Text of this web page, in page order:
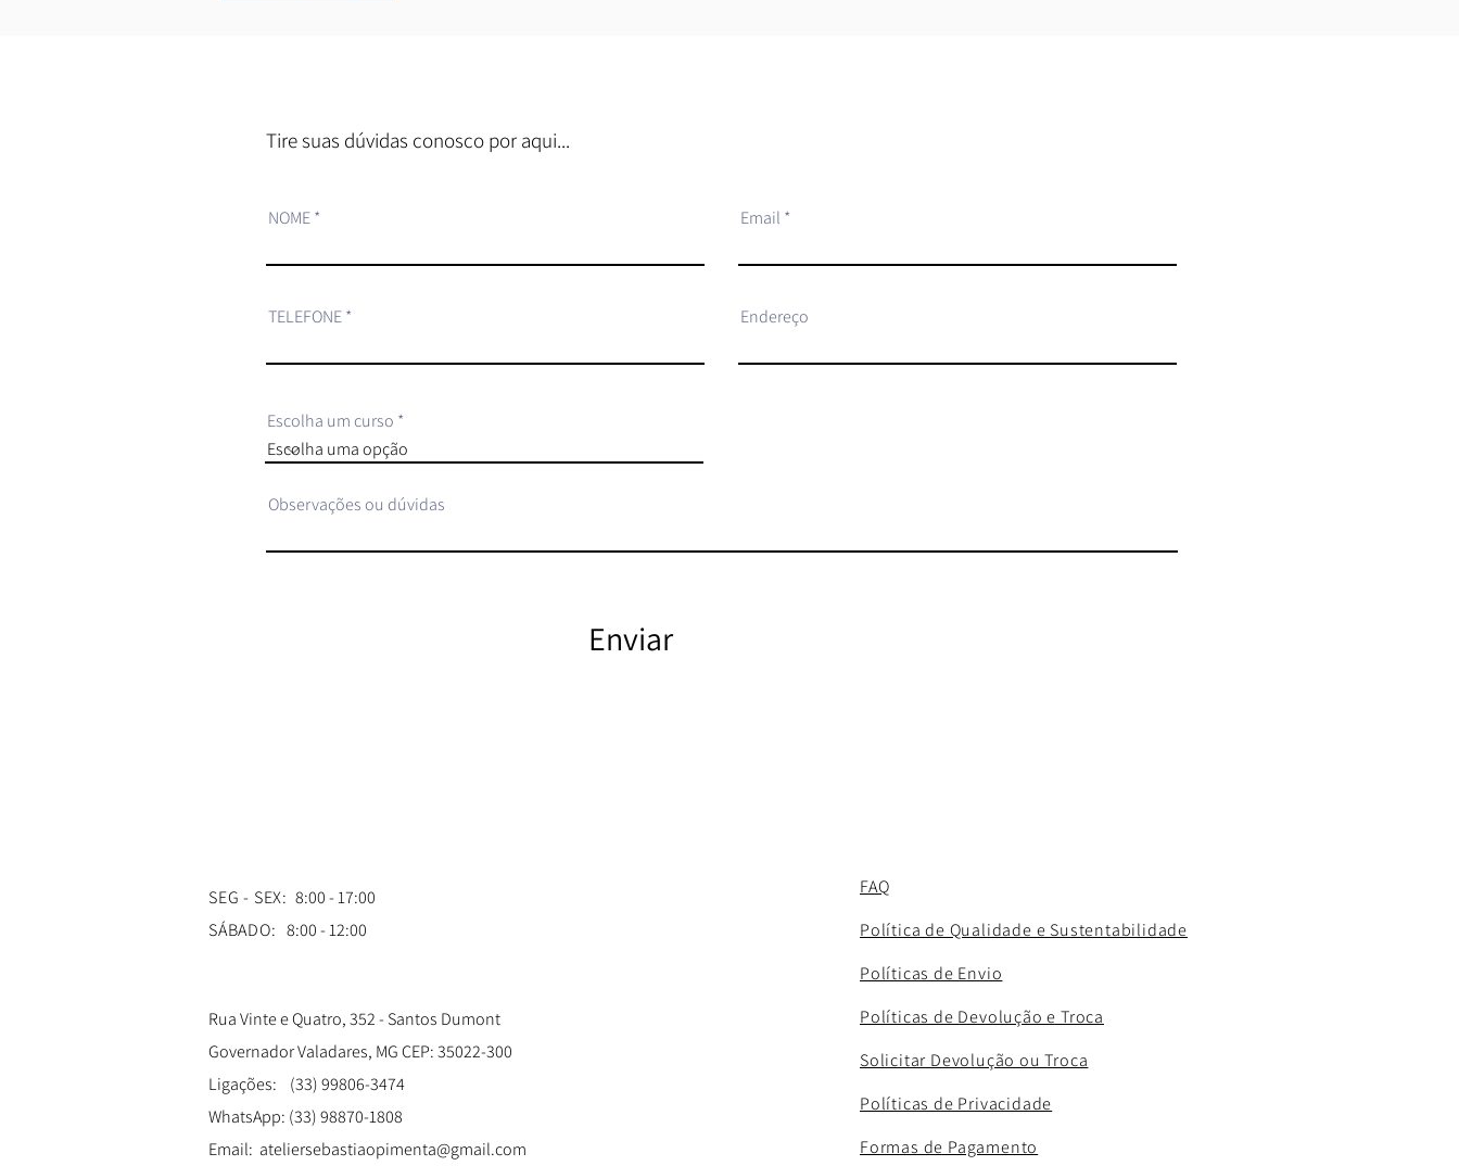
Tire suas dúvidas conosco por aqui...
NOME Email
TELEFONE Endereço
Escolha um curso
Observações ou dúvidas
Enviar
SEG - SEX: 8:00 - 17:00
SÁBADO: 8:00 - 12:00
Rua Vinte e Quatro, 352 - Santos Dumont
Governador Valadares, MG CEP: 35022-300
Ligações: (33) 99806-3474
WhatsApp: (33) 98870-1808
Email: ateliersebastiaopimenta@gmail.com
FAQ
Política de Qualidade e Sustentabilidade
Políticas de Envio
Políticas de Devolução e Troca
Solicitar Devolução ou Troca
Políticas de Privacidade
Formas de Pagamento